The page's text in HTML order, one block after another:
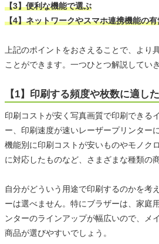
【3】便利な機能で選ぶ
【4】ネットワークやスマホ連携機能の
上記のポイントをおさえることで、より
ことができます。一つひとつ解説していき
【1】印刷する頻度や枚数に適し
印刷コストが安く写真画質で印刷できる
ー、印刷速度が速いレーザープリンター
機能別に印刷コストが安いものやモノク
に対応したものなど、さまざまな種類の
自分がどういう用途で印刷するのかを考
ーは選べません。特にブラザーは、家庭
ンターのラインアップが幅広いので、メ
商品が選びやすいでしょう。